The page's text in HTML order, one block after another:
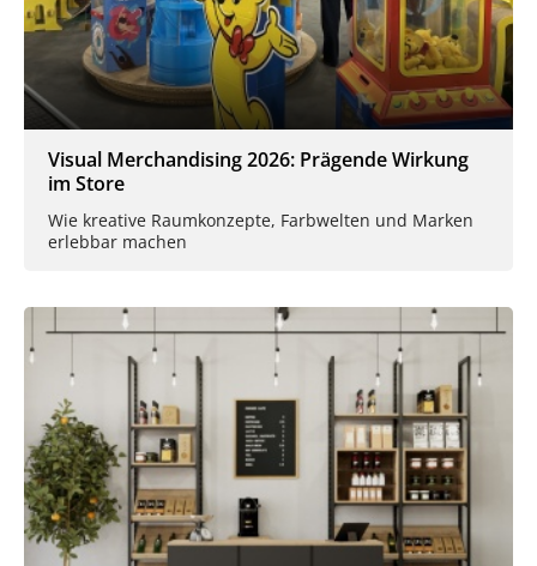
Visual Merchandising 2026: Prägende Wirkung
im Store
Wie kreative Raumkonzepte, Farbwelten und Marken
erlebbar machen